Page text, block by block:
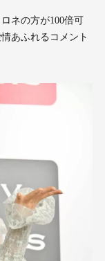
ネの方が100倍可
あふれるコメント